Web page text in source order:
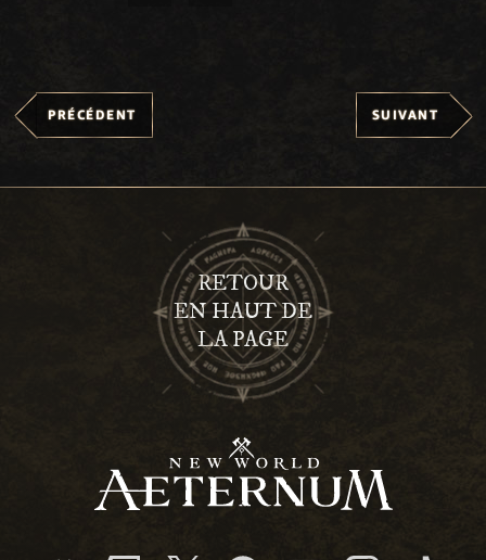
PRÉCÉDENT SUIVANT
RETOUR
EN HAUT DE
LA PAGE